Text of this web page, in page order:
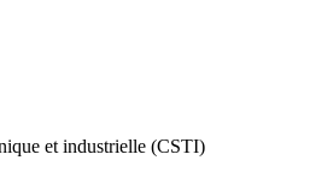
et industrielle (CSTI)